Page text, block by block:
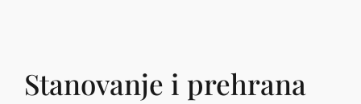
Stanovanje i prehrana